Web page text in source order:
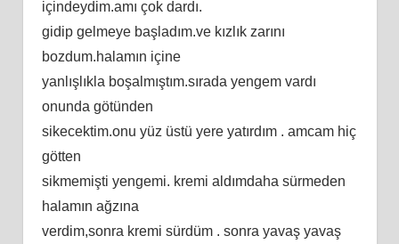
içindeydim.amı çok dardı.
gidip gelmeye başladım.ve kızlık zarını
bozdum.halamın içine
yanlışlıkla boşalmıştım.sırada yengem vardı
onunda götünden
sikecektim.onu yüz üstü yere yatırdım . amcam hiç
götten
sikmemişti yengemi. kremi aldımdaha sürmeden
halamın ağzına
verdim,sonra kremi sürdüm . sonra yavaş yavaş